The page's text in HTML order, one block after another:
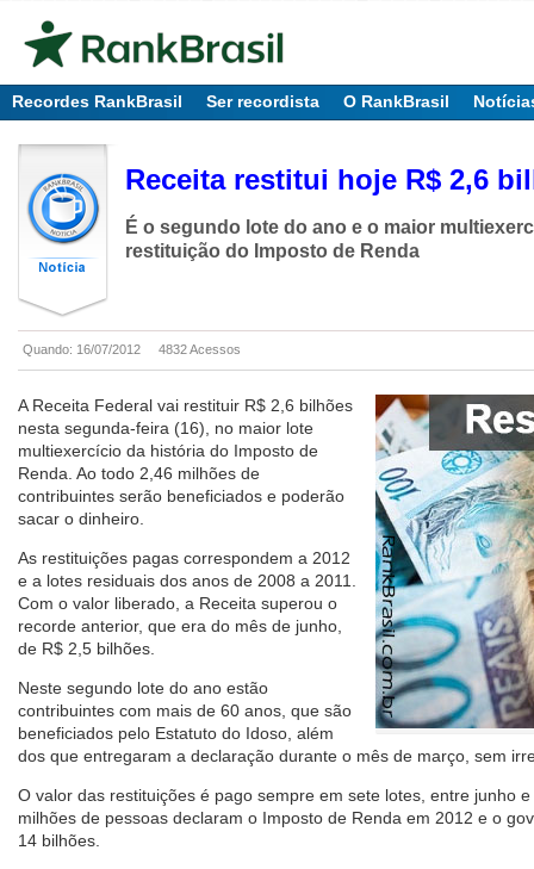
Recordes RankBrasil Ser recordista O RankBrasil
Receita restitui hoje R$ 2,6
É o segundo lote do ano e o maior
restituição do Imposto de Renda
Quando: 16/07/2012 4832 Acessos
A Receita Federal vai restituir R$ 2,6 bilhões
nesta segunda-feira (16), no maior lote
multiexercício da história do Imposto de
Renda. Ao todo 2,46 milhões de
contribuintes serão beneficiados e poderão
sacar o dinheiro.
As restituições pagas correspondem a 2012
e a lotes residuais dos anos de 2008 a 2011.
Com o valor liberado, a Receita superou o
recorde anterior, que era do mês de junho,
de R$ 2,5 bilhões.
Neste segundo lote do ano estão
contribuintes com mais de 60 anos, que são
beneficiados pelo Estatuto do Idoso, além
dos que entregaram a declaração durante o mês de março, sem
O valor das restituições é pago sempre em sete lotes, entre junho
milhões de pessoas declaram o Imposto de Renda em 2012 e o
14 bilhões.